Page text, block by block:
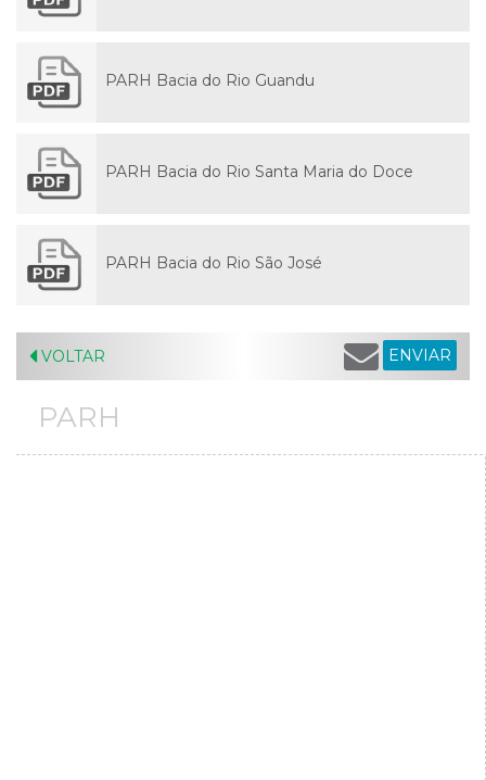
PARH Bacia do Rio Guandu
PARH Bacia do Rio Santa Maria do Doce
PARH Bacia do Rio São José
VOLTAR ENVIAR
PARH